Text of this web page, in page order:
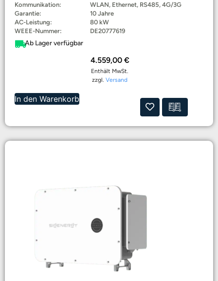
Kommunikation:
WLAN, Ethernet, RS485, 4G/3G
Garantie:
10 Jahre
AC-Leistung:
80 kW
WEEE-Nummer:
DE20777619
Ab Lager verfügbar
4.559,00 €
Enthält MwSt.
zzgl. Versand
In den Warenkorb